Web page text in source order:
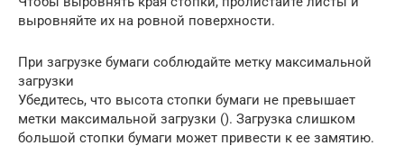
выровняйте их на ровной поверхности.
При загрузке бумаги соблюдайте метку максимальной
загрузки
Убедитесь, что высота стопки бумаги не превышает
метки максимальной загрузки (). Загрузка слишком
большой стопки бумаги может привести к ее замятию.